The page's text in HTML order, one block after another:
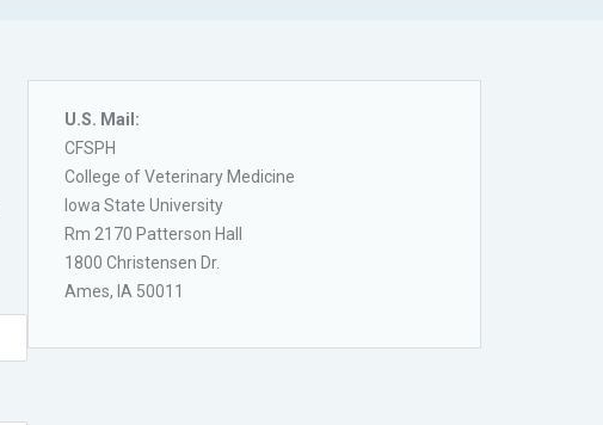
U.S. Mail:
CFSPH
College of Veterinary Medicine
Iowa State University
Rm 2170 Patterson Hall
1800 Christensen Dr.
Ames, IA 50011